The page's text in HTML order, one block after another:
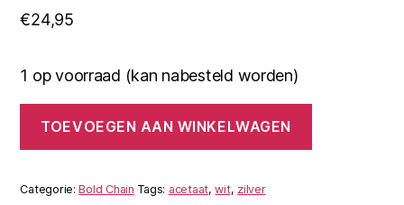
€24,95
1 op voorraad (kan nabesteld worden)
White
Silver
aantal
TOEVOEGEN AAN WINKELWAGEN
Categorie:Bold Chain Tags: acetaat,wit, zilver